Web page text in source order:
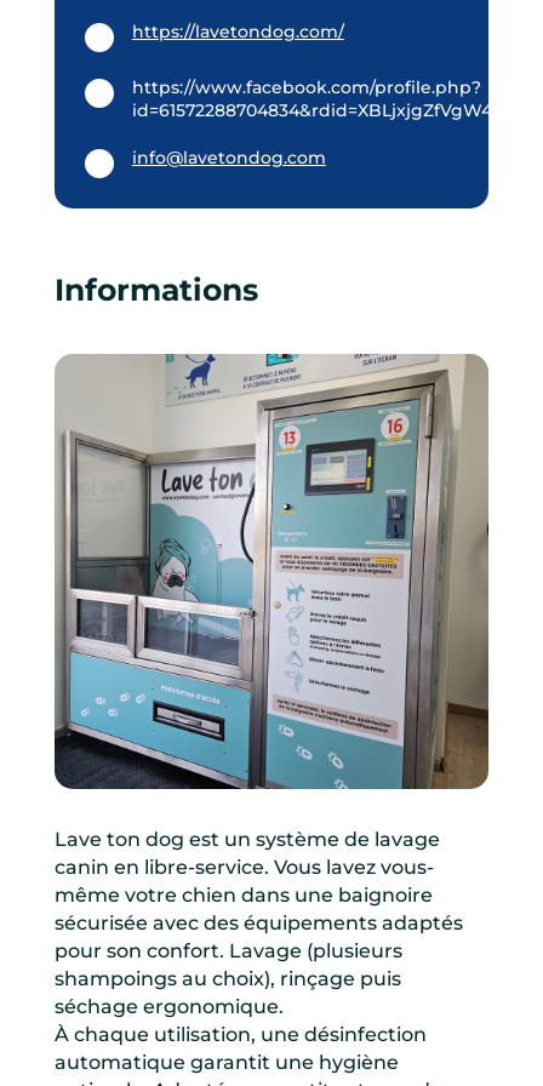
https://lavetondog.com/
https://www.facebook.com/profile.php?
info@lavetondog.com
Informations
Lave ton dog est un système de lavage
canin en libre-service. Vous lavez vous-
même votre chien dans une baignoire
sécurisée avec des équipements adaptés
pour son confort. Lavage (plusieurs
shampoings au choix), rinçage puis
séchage ergonomique.
À chaque utilisation, une désinfection
automatique garantit une hygiène